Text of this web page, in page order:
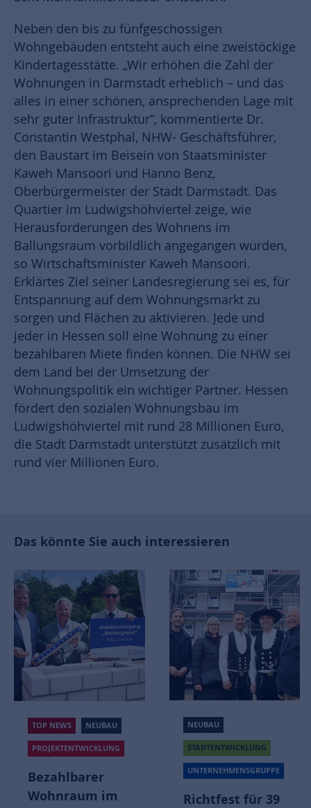
Neben den bis zu fünfgeschossigen
Wohngebäuden entsteht auch eine zweistöckige
Kindertagesstätte. „Wir erhöhen die Zahl der
Wohnungen in Darmstadt erheblich – und das
alles in einer schönen, ansprechenden Lage mit
sehr guter Infrastruktur“, kommentierte Dr.
Constantin Westphal, NHW- Geschäftsführer,
den Baustart im Beisein von Staatsminister
Kaweh Mansoori und Hanno Benz,
Oberbürgermeister der Stadt Darmstadt. Das
Quartier im Ludwigshöhviertel zeige, wie
Herausforderungen des Wohnens im
Ballungsraum vorbildlich angegangen würden,
so Wirtschaftsminister Kaweh Mansoori.
Erklärtes Ziel seiner Landesregierung sei es, für
Entspannung auf dem Wohnungsmarkt zu
sorgen und Flächen zu aktivieren. Jede und
jeder in Hessen soll eine Wohnung zu einer
bezahlbaren Miete finden können. Die NHW sei
dem Land bei der Umsetzung der
Wohnungspolitik ein wichtiger Partner. Hessen
fördert den sozialen Wohnungsbau im
Ludwigshöhviertel mit rund 28 Millionen Euro,
die Stadt Darmstadt unterstützt zusätzlich mit
rund vier Millionen Euro.
Das könnte Sie auch interessieren
NEUBAU
STADTENTWICKLUNG
UNTERNEHMENSGRUPPE
Richtfest für 39
NEUBAU
IMMOBILIENMANAGEMENT
UNTERNEHMENSGRUPPE